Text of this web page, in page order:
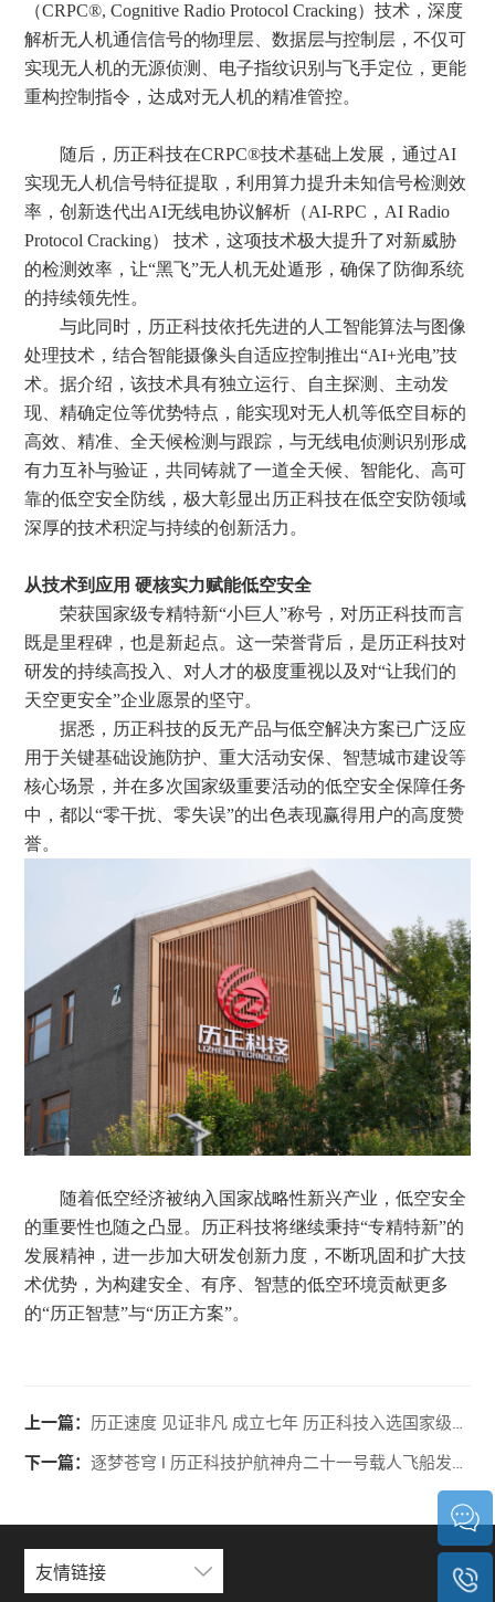
（CRPC®, Cognitive Radio Protocol Cracking）技术 ，深度
解析无人机通信信号的物理层、数据层与控制层 ，不仅可
实现无人机的无源侦测、电子指纹识别与飞手定位，更能
重构控制指令，达成对无人机的精准管控。
随后，历正科技在CRPC®技术基础上发展，通过AI
实现无人机信号特征提取，利用算力提升未知信号检测效
率，创新迭代出AI无线电协议解析（AI-RPC，AI Radio
Protocol Cracking） 技术，这项技术极大提升了对新威胁
的检测效率，让“黑飞”无人机无处遁形，确保了防御系统
的持续领先性。
与此同时， 历正科技依托先进的人工智能算法与图像
处理技术，结合智能摄像头自适应控制推出“AI+光电”技
术。据介绍，该技术具有独立运行、自主探测、主动发
现、精确定位等优势特点 ，能实现对无人机等低空目标的
高效、精准、全天候检测与跟踪 ，与无线电侦测识别形成
有力互补与验证，共同铸就了一道全天候、智能化、高可
靠的低空安全防线 ，极大彰显出 历正科技在低空安防领域
深厚的技术积淀与持续的创新活力。
从技术到应用 硬核实力赋能低空安全
荣获国家级专精特新“小巨人”称号，对历正科技而言
既是里程碑，也是新起点。这一荣誉背后，是历正科技对
研发的持续高投入、对人才的极度重视以及对“让我们的
天空更安全”企业愿景的坚守。
据悉， 历正科技的反无产品与低空解决方案已广泛应
用于关键基础设施防护、重大活动安保、智慧城市建设等
核心场景 ，并在多次国家级重要活动的低空安全保障任务
中，都以“零干扰、零失误”的出色表现赢得用户的高度赞
誉。
随着低空经济被纳入国家战略性新兴产业，低空安全
的重要性也随之凸显。历正科技将继续秉持“专精特新”的
发展精神，进一步加大研发创新力度，不断巩固和扩大技
术优势，为构建安全、有序、智慧的低空环境贡献更多
的“历正智慧”与“历正方案”。
上一篇：
历正速度 见证非凡 成立七年 历正科技入选国家级专精特新“小巨人”称号
下一篇：
逐梦苍穹 l 历正科技护航神舟二十一号载人飞船发射任务
友情链接